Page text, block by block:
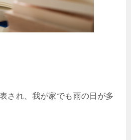
され、我が家でも雨の日が多